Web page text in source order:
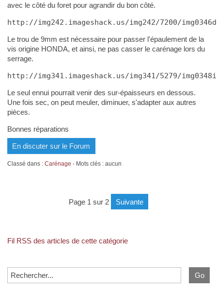
avec le côté du foret pour agrandir du bon côté.
http://img242.imageshack.us/img242/7200/
Le trou de 9mm est nécessaire pour passer l'épaulement de la
vis origine HONDA, et ainsi, ne pas casser le carénage lors du
serrage.
http://img341.imageshack.us/img341/5279/
Le seul ennui pourrait venir des sur-épaisseurs en dessous.
Une fois sec, on peut meuler, diminuer, s'adapter aux autres
pièces.
Bonnes réparations
En discuter sur le Forum
Classé dans : Carénage - Mots clés : aucun
page 1 sur 2 suivante
Fil RSS des articles de cette catégorie